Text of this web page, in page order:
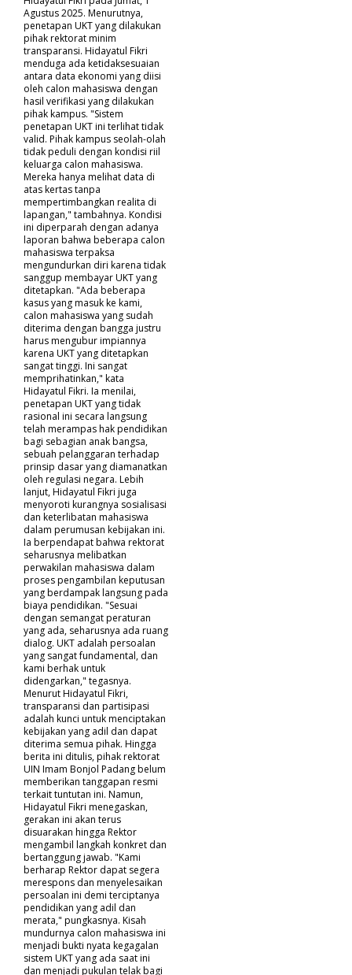
Agustus 2025. Menurutnya,
penetapan UKT yang dilakukan
pihak rektorat minim
transparansi. Hidayatul Fikri
menduga ada ketidaksesuaian
antara data ekonomi yang diisi
oleh calon mahasiswa dengan
hasil verifikasi yang dilakukan
pihak kampus. "Sistem
penetapan UKT ini terlihat tidak
valid. Pihak kampus seolah-olah
tidak peduli dengan kondisi riil
keluarga calon mahasiswa.
Mereka hanya melihat data di
atas kertas tanpa
mempertimbangkan realita di
lapangan," tambahnya. Kondisi
ini diperparah dengan adanya
laporan bahwa beberapa calon
mahasiswa terpaksa
mengundurkan diri karena tidak
sanggup membayar UKT yang
ditetapkan. "Ada beberapa
kasus yang masuk ke kami,
calon mahasiswa yang sudah
diterima dengan bangga justru
harus mengubur impiannya
karena UKT yang ditetapkan
sangat tinggi. Ini sangat
memprihatinkan," kata
Hidayatul Fikri. Ia menilai,
penetapan UKT yang tidak
rasional ini secara langsung
telah merampas hak pendidikan
bagi sebagian anak bangsa,
sebuah pelanggaran terhadap
prinsip dasar yang diamanatkan
oleh regulasi negara. Lebih
lanjut, Hidayatul Fikri juga
menyoroti kurangnya sosialisasi
dan keterlibatan mahasiswa
dalam perumusan kebijakan ini.
Ia berpendapat bahwa rektorat
seharusnya melibatkan
perwakilan mahasiswa dalam
proses pengambilan keputusan
yang berdampak langsung pada
biaya pendidikan. "Sesuai
dengan semangat peraturan
yang ada, seharusnya ada ruang
dialog. UKT adalah persoalan
yang sangat fundamental, dan
kami berhak untuk
didengarkan," tegasnya.
Menurut Hidayatul Fikri,
transparansi dan partisipasi
adalah kunci untuk menciptakan
kebijakan yang adil dan dapat
diterima semua pihak. Hingga
berita ini ditulis, pihak rektorat
UIN Imam Bonjol Padang belum
memberikan tanggapan resmi
terkait tuntutan ini. Namun,
Hidayatul Fikri menegaskan,
gerakan ini akan terus
disuarakan hingga Rektor
mengambil langkah konkret dan
bertanggung jawab. "Kami
berharap Rektor dapat segera
merespons dan menyelesaikan
persoalan ini demi terciptanya
pendidikan yang adil dan
merata," pungkasnya. Kisah
mundurnya calon mahasiswa ini
menjadi bukti nyata kegagalan
sistem UKT yang ada saat ini
dan menjadi pukulan telak bagi